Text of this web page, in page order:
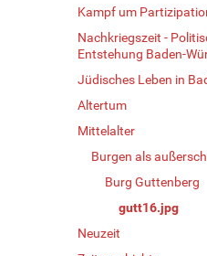
Kampf um
Nachkriegszeit -
Entstehung Baden-
Jüdisches Leben in
Altertum
Mittelalter
Burgen als
Burg Guttenberg
gutt16.jpg
Neuzeit